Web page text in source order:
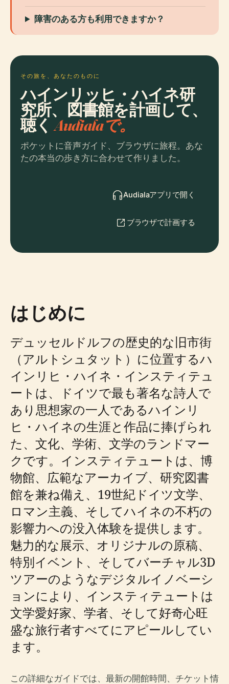
障害のある方も利用できますか？
その旅を、あなたのものに
ハインリッヒ・ハイネ研
究所、図書館を計画して、
聴くAudialaで。
ポケットに音声ガイド、ブラウザに旅程。あな
たの本当の歩き方に合わせて作りました。
Audialaアプリで開く
ブラウザで計画する
はじめに
デュッセルドルフの歴史的な旧市街
（アルトシュタット）に位置するハ
インリヒ・ハイネ・インスティテュ
ートは、ドイツで最も著名な詩人で
あり思想家の一人であるハインリ
ヒ・ハイネの生涯と作品に捧げられ
た、文化、学術、文学のランドマー
クです。インスティテュートは、博
物館、広範なアーカイブ、研究図書
館を兼ね備え、19世紀ドイツ文学、
ロマン主義、そしてハイネの不朽の
影響力への没入体験を提供します。
魅力的な展示、オリジナルの原稿、
特別イベント、そしてバーチャル3D
ツアーのようなデジタルイノベーシ
ョンにより、インスティテュートは
文学愛好家、学者、そして好奇心旺
盛な旅行者すべてにアピールしてい
ます。
この詳細なガイドでは、最新の開館時間、チケット情